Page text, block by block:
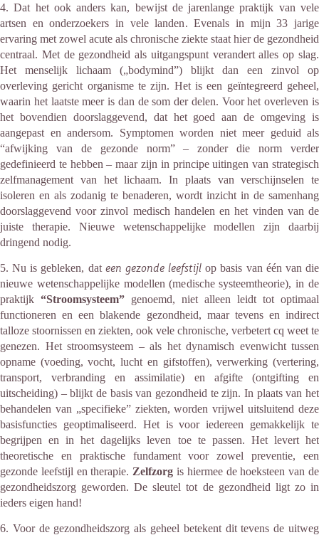
4. Dat het ook anders kan, bewijst de jarenlange praktijk van vele
artsen en onderzoekers in vele landen. Evenals in mijn 33 jarige
ervaring met zowel acute als chronische ziekte staat hier de gezondheid
centraal. Met de gezondheid als uitgangspunt verandert alles op slag.
Het menselijk lichaam („bodymind”) blijkt dan een zinvol op
overleving gericht organisme te zijn. Het is een geïntegreerd geheel,
waarin het laatste meer is dan de som der delen. Voor het overleven is
het bovendien doorslaggevend, dat het goed aan de omgeving is
aangepast en andersom. Symptomen worden niet meer geduid als
“afwijking van de gezonde norm” – zonder die norm verder
gedefinieerd te hebben – maar zijn in principe uitingen van strategisch
zelfmanagement van het lichaam. In plaats van verschijnselen te
isoleren en als zodanig te benaderen, wordt inzicht in de samenhang
doorslaggevend voor zinvol medisch handelen en het vinden van de
juiste therapie. Nieuwe wetenschappelijke modellen zijn daarbij
dringend nodig.
5. Nu is gebleken, dateen gezonde leefstijl op basis van één van die
nieuwe wetenschappelijke modellen (medische systeemtheorie), in de
praktijk “Stroomsysteem” genoemd, niet alleen leidt tot optimaal
functioneren en een blakende gezondheid, maar tevens en indirect
talloze stoornissen en ziekten, ook vele chronische, verbetert cq weet te
genezen. Het stroomsysteem – als het dynamisch evenwicht tussen
opname (voeding, vocht, lucht en gifstoffen), verwerking (vertering,
transport, verbranding en assimilatie) en afgifte (ontgifting en
uitscheiding) – blijkt de basis van gezondheid te zijn. In plaats van het
behandelen van „specifieke” ziekten, worden vrijwel uitsluitend deze
basisfuncties geoptimaliseerd. Het is voor iedereen gemakkelijk te
begrijpen en in het dagelijks leven toe te passen. Het levert het
theoretische en praktische fundament voor zowel preventie, een
gezonde leefstijl en therapie. Zelfzorgis hiermee de hoeksteen van de
gezondheidszorg geworden. De sleutel tot de gezondheid ligt zo in
ieders eigen hand!
6. Voor de gezondheidszorg als geheel betekent dit tevens de uitweg